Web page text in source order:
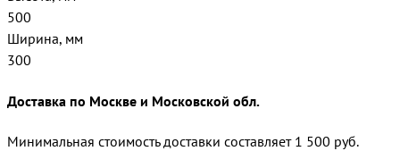
500
Ширина, мм
300
Доставка по Москве и Московской обл.
Минимальная стоимость доставки составляет 1 500 руб.